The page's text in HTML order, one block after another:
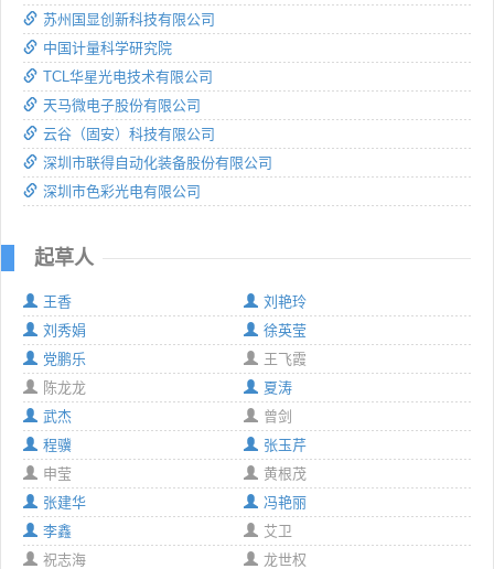
苏州国显创新科技有限公司
中国计量科学研究院
TCL华星光电技术有限公司
天马微电子股份有限公司
云谷（固安）科技有限公司
深圳市联得自动化装备股份有限公司
深圳市色彩光电有限公司
起草人
王香
刘艳玲
刘秀娟
徐英莹
党鹏乐
王飞霞
陈龙龙
夏涛
武杰
曾剑
程骥
张玉芹
申莹
黄根茂
张建华
冯艳丽
李鑫
艾卫
祝志海
龙世权